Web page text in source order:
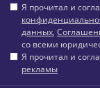
Я прочитал и
данных,
со всеми
Я прочитал и
рекламы